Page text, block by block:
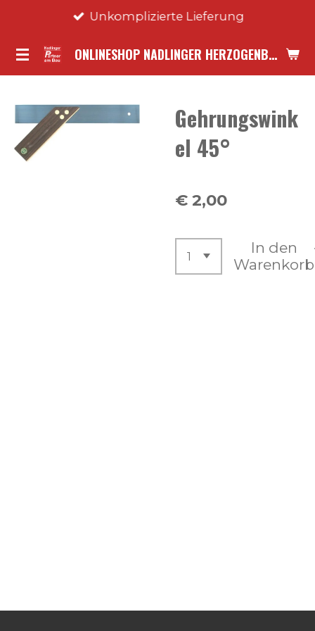
springen
ONLINESHOP NADLINGER HERZOGENBURG
Unkomplizierte Lieferung
Gehrungswink
el 45°
€ 2,00
In den
Warenkorb